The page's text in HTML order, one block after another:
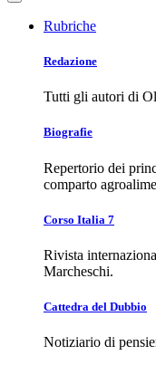
Rubriche
Redazione
Tutti gli autori di
Biografie
Repertorio dei
comparto
Corso Italia 7
Rivista
Marcheschi.
Cattedra del Dubbio
Notiziario di